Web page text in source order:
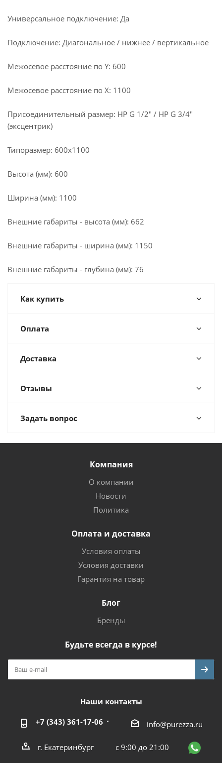
Универсальное подключение: Да
Подключение: Диагональное / нижнее / вертикальное
Межосевое расстояние по Y: 600
Межосевое расстояние по X: 1100
Присоединительный размер: НР G 1/2" / НР G 3/4"
(эксцентрик)
Типоразмер: 600x1100
Высота (мм): 600
Ширина (мм): 1100
Внешние габариты - высота (мм): 662
Внешние габариты - ширина (мм): 1150
Внешние габариты - глубина (мм): 76
Как купить
Оплата
Доставка
Отзывы
Задать вопрос
Компания
О компании
Новости
Политика
Оплата и доставка
Условия оплаты
Условия доставки
Гарантия на товар
Блог
Бренды
Будьте всегда в курсе!
Наши контакты
+7 (343) 361-17-06 info@purezza.ru
г. Екатеринбург с 9:00 до 21:00